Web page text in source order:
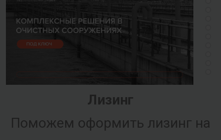
Лизинг
Поможем оформить лизинг на